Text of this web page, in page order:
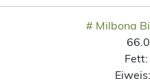
# Milbona
Fett:
Eiweis: